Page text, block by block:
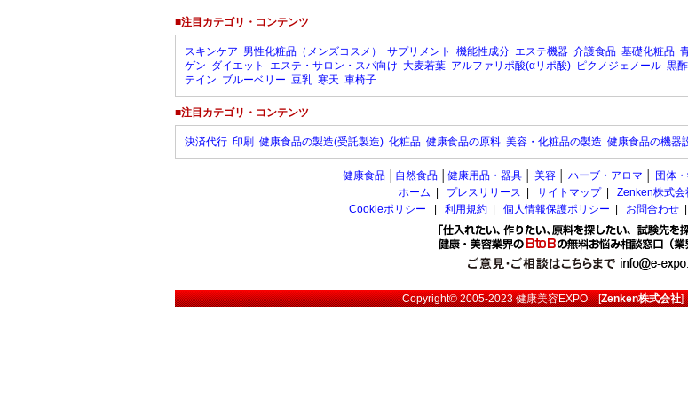
■注目カテゴリ・コンテンツ
スキンケア 男性化粧品（メンズコスメ） サプリメント 機能性成分 エステ機器 介護食品 基礎化粧品
ゲン ダイエット エステ・サロン・スパ向け 大麦若葉 アルファリポ酸(αリポ酸) ピクノジェノール 黒酢
テイン ブルーベリー 豆乳 寒天 車椅子
■注目カテゴリ・コンテンツ
決済代行 印刷 健康食品の製造(受託製造) 化粧品 健康食品の原料 美容・化粧品の製造 健康食品の機器
健康食品 自然食品 健康用品・器具 美容 ハーブ・アロマ 団体
ホーム
プレスリリース サイトマップ| Zenken株式
Cookieポリシー
利用規約 個人情報保護ポリシー お問合わせ
Copyright© 2005-2023健康美容EXPO[Zenken株式会社]